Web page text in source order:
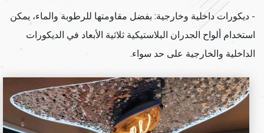
- ديكورات داخلية وخارجية: بفضل مقاومتها للرطوبة والماء، يمكن
استخدام ألواح الجدران البلاستيكية ثلاثية الأبعاد في الديكورات
الداخلية والخارجية على حد سواء.